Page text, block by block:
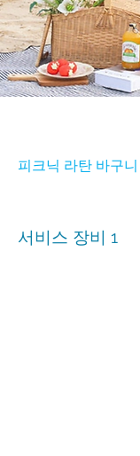
피크닉 라탄 바구니
서비스 장비 1